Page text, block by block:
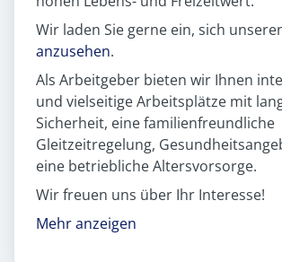
Wir laden Sie gerne ein, sich
anzusehen.
Als Arbeitgeber bieten wir Ihnen
und vielseitige Arbeitsplätze mit
Sicherheit, eine familienfreundliche
Gleitzeitregelung,
eine betriebliche Altersvorsorge.
Wir freuen uns über Ihr Interesse!
Mehr anzeigen